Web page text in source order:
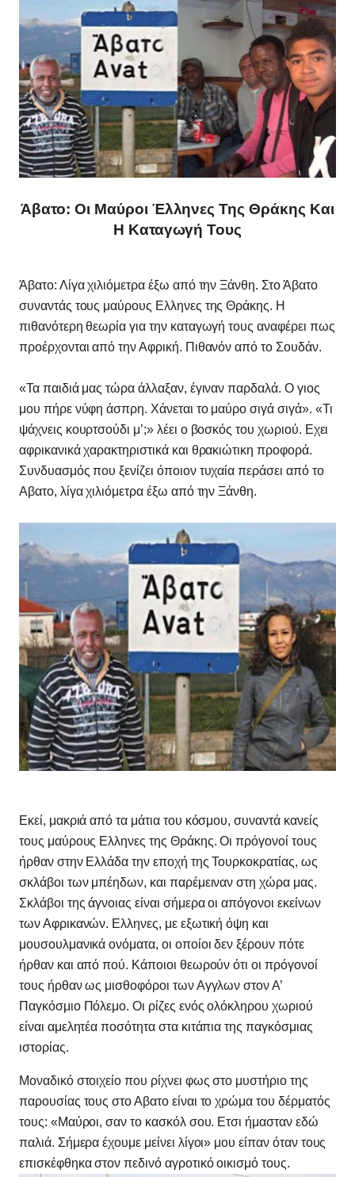
Άβατο: Οι Μαύροι Έλληνες Της Θράκης Και
Η Καταγωγή Τους
Άβατο: Λίγα χιλιόμετρα έξω από την Ξάνθη. Στο Άβατο
συναντάς τους μαύρους Ελληνες της Θράκης. Η
πιθανότερη θεωρία για την καταγωγή τους αναφέρει πως
προέρχονται από την Αφρική. Πιθανόν από το Σουδάν.
«Τα παιδιά μας τώρα άλλαξαν, έγιναν παρδαλά. Ο γιος
μου πήρε νύφη άσπρη. Χάνεται το μαύρο σιγά σιγά». «Τι
ψάχνεις κουρτσούδι μ’;» λέει ο βοσκός του χωριού. Εχει
αφρικανικά χαρακτηριστικά και θρακιώτικη προφορά.
Συνδυασμός που ξενίζει όποιον τυχαία περάσει από το
Αβατο, λίγα χιλιόμετρα έξω από την Ξάνθη.
Εκεί, μακριά από τα μάτια του κόσμου, συναντά κανείς
τους μαύρους Ελληνες της Θράκης. Οι πρόγονοί τους
ήρθαν στην Ελλάδα την εποχή της Τουρκοκρατίας, ως
σκλάβοι των μπέηδων, και παρέμειναν στη χώρα μας.
Σκλάβοι της άγνοιας είναι σήμερα οι απόγονοι εκείνων
των Αφρικανών. Ελληνες, με εξωτική όψη και
μουσουλμανικά ονόματα, οι οποίοι δεν ξέρουν πότε
ήρθαν και από πού. Κάποιοι θεωρούν ότι οι πρόγονοί
τους ήρθαν ως μισθοφόροι των Αγγλων στον Α’
Παγκόσμιο Πόλεμο. Οι ρίζες ενός ολόκληρου χωριού
είναι αμελητέα ποσότητα στα κιτάπια της παγκόσμιας
ιστορίας.
Μοναδικό στοιχείο που ρίχνει φως στο μυστήριο της
παρουσίας τους στο Αβατο είναι το χρώμα του δέρματός
τους: «Μαύροι, σαν το κασκόλ σου. Ετσι ήμασταν εδώ
παλιά. Σήμερα έχουμε μείνει λίγοι» μου είπαν όταν τους
επισκέφθηκα στον πεδινό αγροτικό οικισμό τους.